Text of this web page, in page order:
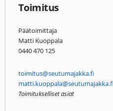
Toimitus
Päätoimittaja
Matti Kuoppala
0440 470 125
toimitus@seutumajakka.fi
matti.kuoppala@seutumajakka.fi
Toimitukselliset asiat